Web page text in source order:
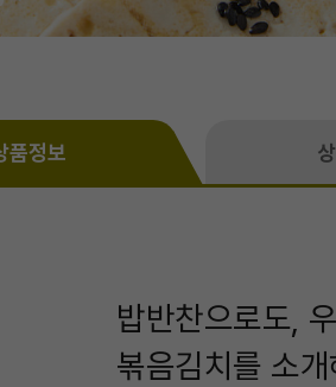
품정보
밥반찬으로도,
볶음김치를 소